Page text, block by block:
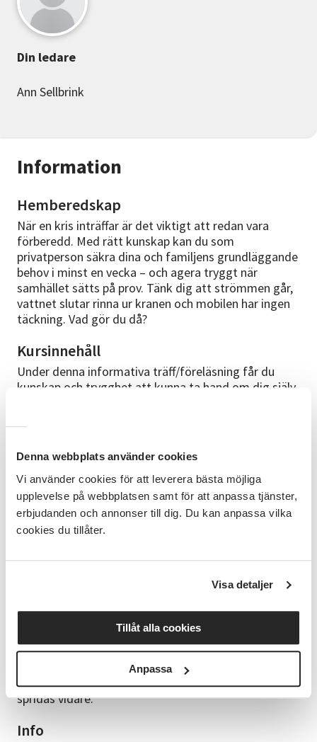
Denna webbplats använder cookies
Vi använder cookies för att leverera bästa möjliga
upplevelse på webbplatsen samt för att anpassa tjänster,
erbjudanden och annonser till dig. Du kan anpassa vilka
cookies du tillåter.
Visa detaljer
Tillåt alla cookies
Anpassa
Information
Hemberedskap
När en kris inträffar är det viktigt att redan vara
förberedd. Med rätt kunskap kan du som
privatperson säkra dina och familjens grundläggande
behov i minst en vecka – och agera tryggt när
samhället sätts på prov. Tänk dig att strömmen går,
vattnet slutar rinna ur kranen och mobilen har ingen
täckning. Vad gör du då?
Kursinnehåll
Under denna informativa träff/föreläsning får du
kunskap och trygghet att kunna ta hand om dig själv
sömn och information i en krissituation. Målet är att
du efter träffen har en stärkt förmåga att hantera
konsekvenserna av en kris och en ökad förståelse för
hur kommunen arbetar med krisberedskap.
Fördjupning och diskussioner avslutar föreläsningen.
Målgrupp Den här träffen riktar sig till privatpersoner i
förberedda vid samhällsstörningar eller kriser. Du
du klarar dig vid exempelvis strömavbrott eller
hemberedskapslager. Vill förstå hur kommunen
arbetar med krisberedskap och vad du själv kan bidra
med. Har ett intresse för säkerhet, beredskap eller
hållbarhet. Är aktiv i en förening, grannsamverkan
eller annan lokal gemenskap där kunskapen kan
spridas vidare.
Info
Din ledare
Ann Sellbrink